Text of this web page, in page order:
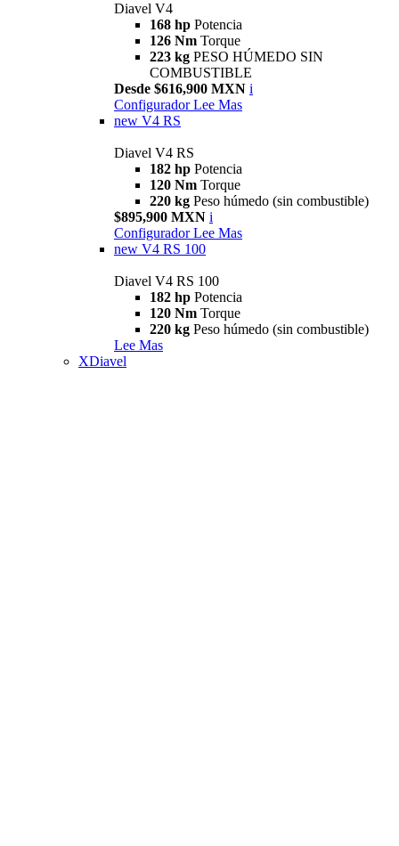
Diavel V4
168 hp Potencia
126 Nm Torque
223 kg PESO HÚMEDO SIN
COMBUSTIBLE
Desde $616,900 MXN i
Configurador Lee Mas
new V4 RS
Diavel V4 RS
182 hp Potencia
120 Nm Torque
220 kg Peso húmedo (sin combustible)
$895,900 MXN i
Configurador Lee Mas
new V4 RS 100
Diavel V4 RS 100
182 hp Potencia
120 Nm Torque
220 kg Peso húmedo (sin combustible)
Lee Mas
XDiavel